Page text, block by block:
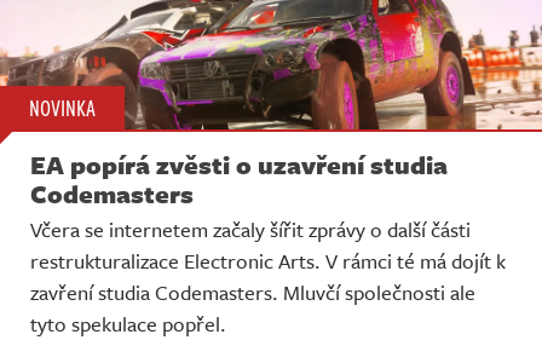
NOVINKA
EA popírá zvěsti o uzavření studia
Codemasters
Včera se internetem začaly šířit zprávy o další části
restrukturalizace Electronic Arts. V rámci té má dojít k
zavření studia Codemasters. Mluvčí společnosti ale
tyto spekulace popřel.